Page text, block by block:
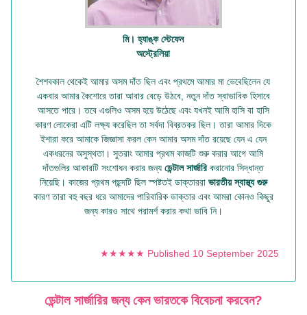
মি। হ্যাঙ্ক স্টেফেন
অস্ট্রেলিয়া
শৈশবকাল থেকেই আমার অসম দাঁত ছিল এবং প্রথমে আমার মা ভেবেছিলেন যে
একবার আমার কৈশোরে তারা আবার বেড়ে উঠবে, নতুন দাঁত স্বাভাবিক হিসাবে
আসতে পারে। তবে এগুলিও অসম হয়ে উঠেছে এবং যখনই আমি হাসি বা হাসি
কারণ লোকেরা এটি লক্ষ্য করেছিল তা সর্বদা বিব্রতকর ছিল। তারা আমার দিকে
ইশারা করে আমাকে জিজ্ঞাসা করল কেন আমার অসম দাঁত রয়েছে যেন এ যেন
একধরনের অসুস্থতা। সুতরাং আমার প্রথম কাজটি শুরু করার আগে আমি
দাঁতগুলির আকারটি সংশোধন করার জন্যডেন্টাল সার্জারিকরানোর সিদ্ধান্ত
নিয়েছি। কাজের প্রথম পছন্দটি ছিল স্পষ্টতই ডাক্তাররা ভারতীয় স্বাস্থ্য গুরু
কারণ তারা বহু বছর ধরে আমাদের পারিবারিক ডাক্তার এবং আমরা কোনও কিছুর
জন্য কারও সাথে পরামর্শ করার কথা ভাবি নি।
★★★★★ Published 10 September 2025
ডেন্টাল সার্জারির জন্য কেন ভারতকে বিবেচনা করবেন?